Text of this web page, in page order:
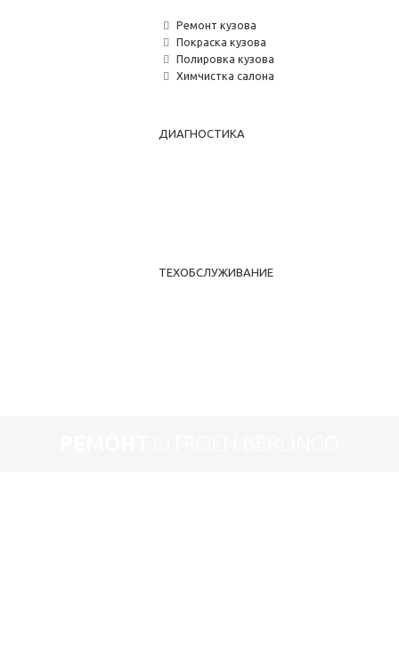
Ремонт кузова
Покраска кузова
Полировка кузова
Химчистка салона
ДИАГНОСТИКА
ТЕХОБСЛУЖИВАНИЕ